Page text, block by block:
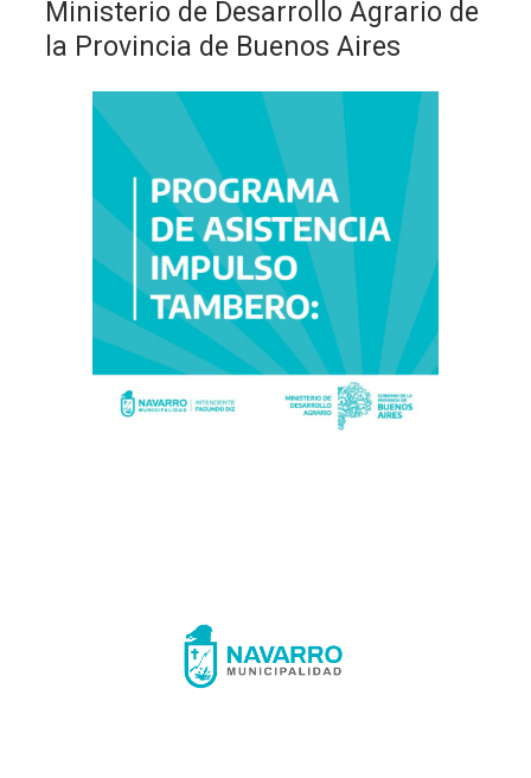
Ministerio de Desarrollo Agrario de
la Provincia de Buenos Aires